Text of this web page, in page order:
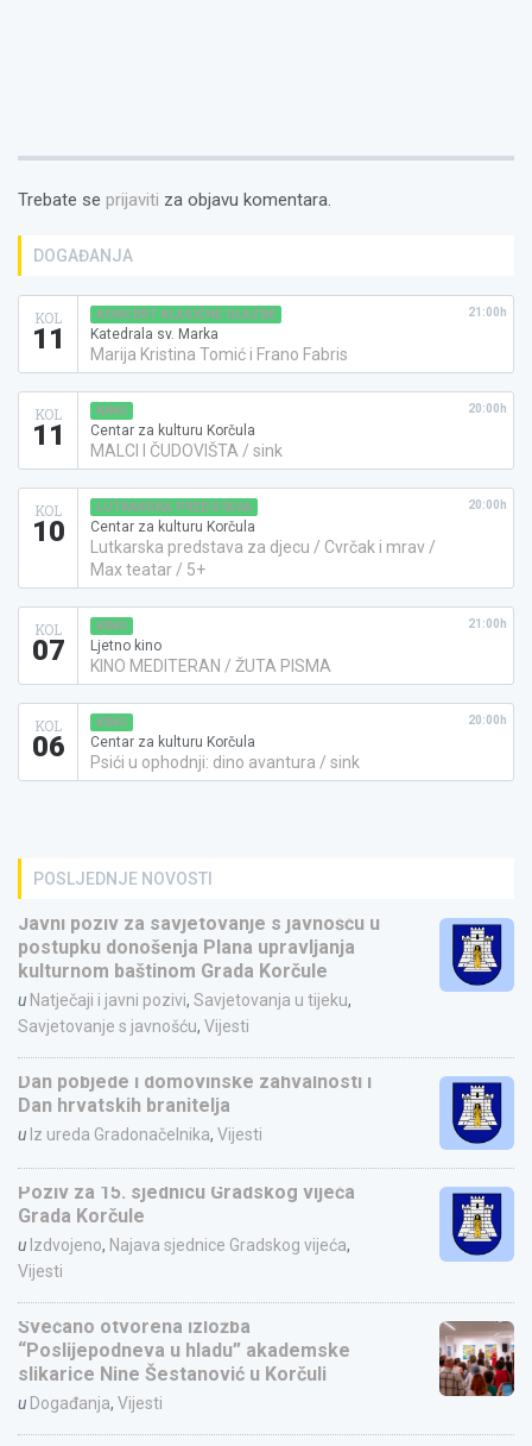
Trebate se prijaviti za objavu komentara.
DOGAĐANJA
KOL
11
KONCERT KLASIČNE GLAZBE
Katedrala sv. Marka
Marija Kristina Tomić i Frano Fabris
21:00h
KOL
11
KINO
Centar za kulturu Korčula
MALCI I ČUDOVIŠTA / sink
20:00h
KOL
10
LUTKARSKA PREDSTAVA
Centar za kulturu Korčula
Lutkarska predstava za djecu / Cvrčak i mrav /
Max teatar / 5+
20:00h
KOL
07
KINO
Ljetno kino
KINO MEDITERAN / ŽUTA PISMA
21:00h
KOL
06
KINO
Centar za kulturu Korčula
Psići u ophodnji: dino avantura / sink
20:00h
POSLJEDNJE NOVOSTI
Javni poziv za savjetovanje s javnošću u
postupku donošenja Plana upravljanja
kulturnom baštinom Grada Korčule
u Natječaji i javni pozivi, Savjetovanja u tijeku,
Savjetovanje s javnošću, Vijesti
Dan pobjede i domovinske zahvalnosti i
Dan hrvatskih branitelja
u Iz ureda Gradonačelnika, Vijesti
Poziv za 15. sjednicu Gradskog vijeća
Grada Korčule
u Izdvojeno, Najava sjednice Gradskog vijeća,
Vijesti
Svečano otvorena izložba
“Poslijepodneva u hladu” akademske
slikarice Nine Šestanović u Korčuli
u Događanja, Vijesti